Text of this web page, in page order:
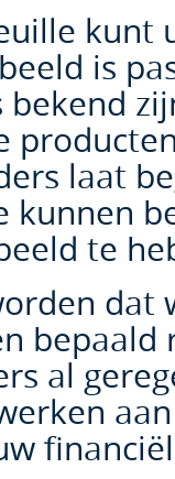
kunt
is
bekend
laat
kunnen
te
dat
al